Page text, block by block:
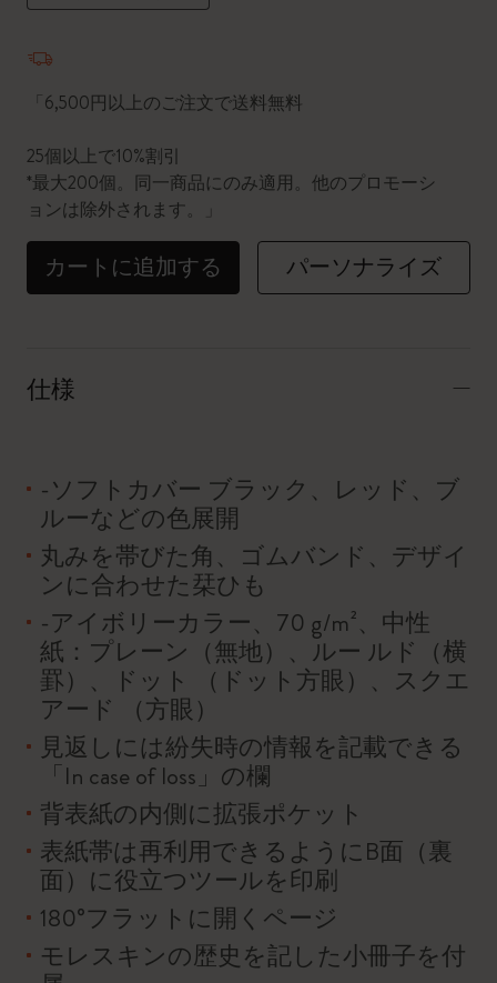
「6,500円以上のご注文で送料無料
25個以上で10%割引
*最大200個。同一商品にのみ適用。他のプロモーシ
ョンは除外されます。」
カートに追加する パーソナライズ
仕様
-ソフトカバー ブラック、レッド、ブ
ルーなどの色展開
丸みを帯びた角、ゴムバンド、デザイ
ンに合わせた栞ひも
-アイボリーカラー、70 g/m²、中性
紙：プレーン（無地）、ルー ルド（横
罫）、ドット （ドット方眼）、スクエ
アード （方眼）
見返しには紛失時の情報を記載できる
「In case of loss」の欄
背表紙の内側に拡張ポケット
表紙帯は再利用できるようにB面（裏
面）に役立つツールを印刷
180°フラットに開くページ
モレスキンの歴史を記した小冊子を付